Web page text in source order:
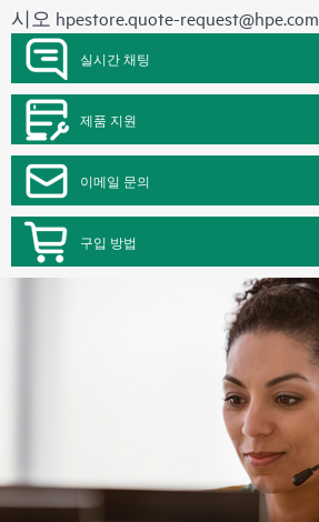
시오 hpestore.quote-request@hpe.com
실시간 채팅
제품 지원
이메일 문의
구입 방법